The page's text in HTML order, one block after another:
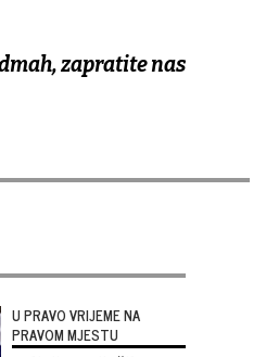
zapratite nas
U PRAVO VRIJEME NA
PRAVOM MJESTU